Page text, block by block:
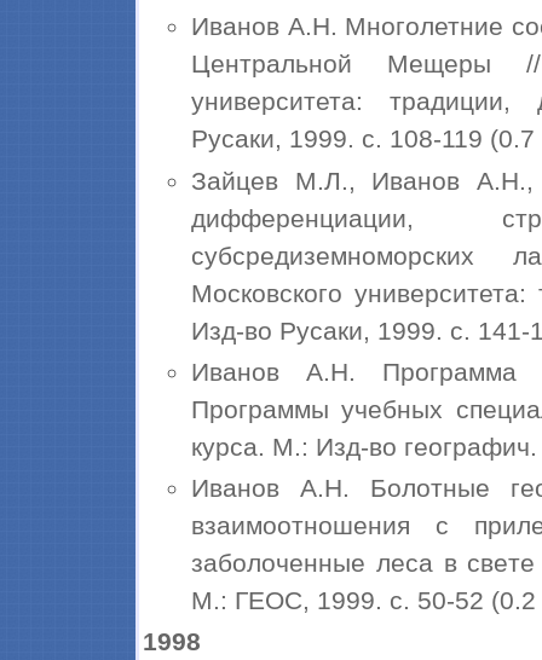
Иванов А.Н. Многолетние
Центральной Мещеры
университета:
Русаки, 1999. с. 108-119 (0.7
Зайцев М.Л., Иванов
дифференциации,
Московского
Изд-во Русаки, 1999. с. 141-
Иванов А.Н. Программа
Программы учебных
курса. М.: Изд-во
Иванов А.Н. Болотные
взаимоотношения с
заболоченные леса в свете
М.: ГЕОС, 1999. с. 50-52 (0.2
1998